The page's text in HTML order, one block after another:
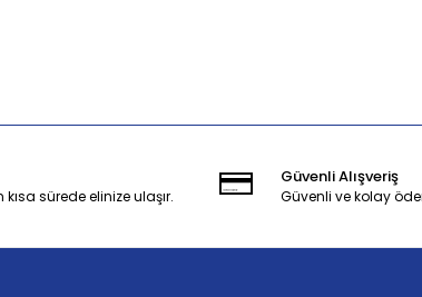
sürede elinize ulaşır.
Güvenli Alışveriş
Güvenli ve kolay